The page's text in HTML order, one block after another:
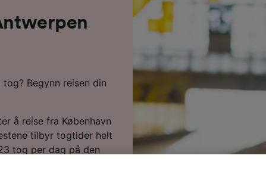
Begynn reisen din
å reise fra København
tilbyr togtider helt
tog per dag på den
Du må foreta 3